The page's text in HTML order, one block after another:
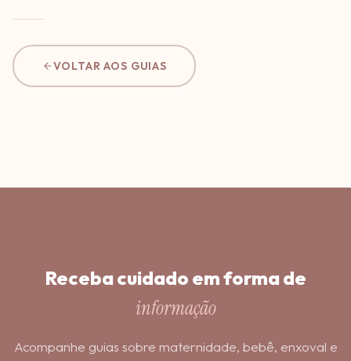
VOLTAR AOS GUIAS
Receba cuidado em forma de
informação
Acompanhe guias sobre maternidade, bebê, enxoval e